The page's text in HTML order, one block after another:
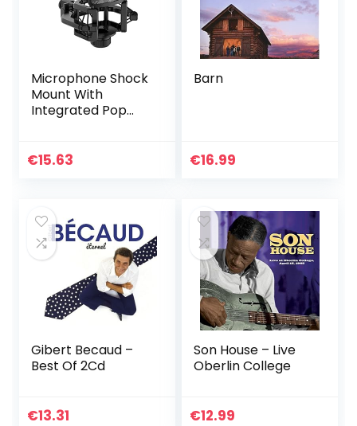
Microphone Shock
Mount With
Integrated Pop
Pop Filter For 21-
€15.63
Barn
€16.99
Gibert Becaud –
Best Of 2Cd
€13.31
Son House – Live
Oberlin College
€12.99